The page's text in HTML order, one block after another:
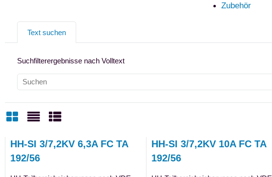
Zubehör
Text suchen
Suchfilterergebnisse nach Volltext
Gitter
HH-SI 3/7,2KV 6,3A FC TA
192/56
HH-SI 3/7,2KV 10A FC TA
192/56